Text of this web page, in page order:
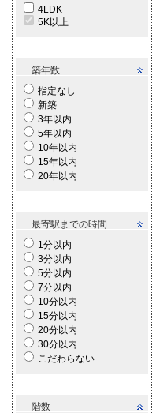
4LDK
5K以上
築年数
指定なし
新築
3年以内
5年以内
10年以内
15年以内
20年以内
最寄駅までの時間
1分以内
3分以内
5分以内
7分以内
10分以内
15分以内
20分以内
30分以内
こだわらない
階数